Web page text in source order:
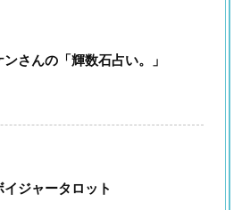
ンさんの「輝数石占い。」
イジャータロット